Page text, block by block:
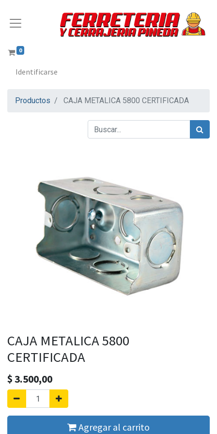
0
Identificarse
Productos CAJA METALICA 5800 CERTIFICADA
CAJA METALICA 5800
CERTIFICADA
$3.500,00
Agregar al carrito